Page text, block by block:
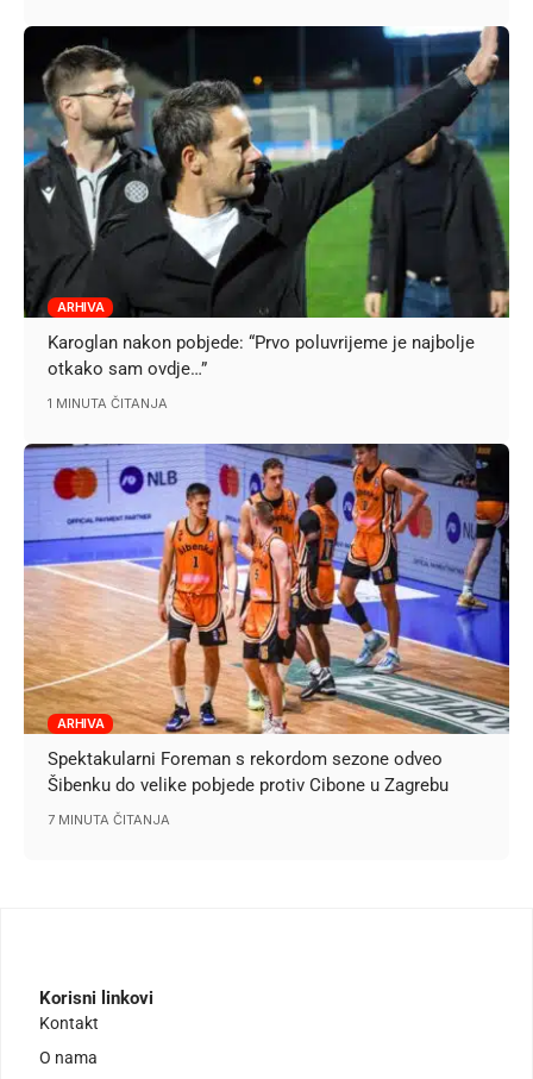
ARHIVA
Karoglan nakon pobjede: “Prvo poluvrijeme je najbolje
otkako sam ovdje…”
1 MINUTA ČITANJA
ARHIVA
Spektakularni Foreman s rekordom sezone odveo
Šibenku do velike pobjede protiv Cibone u Zagrebu
7 MINUTA ČITANJA
Korisni linkovi
Kontakt
O nama